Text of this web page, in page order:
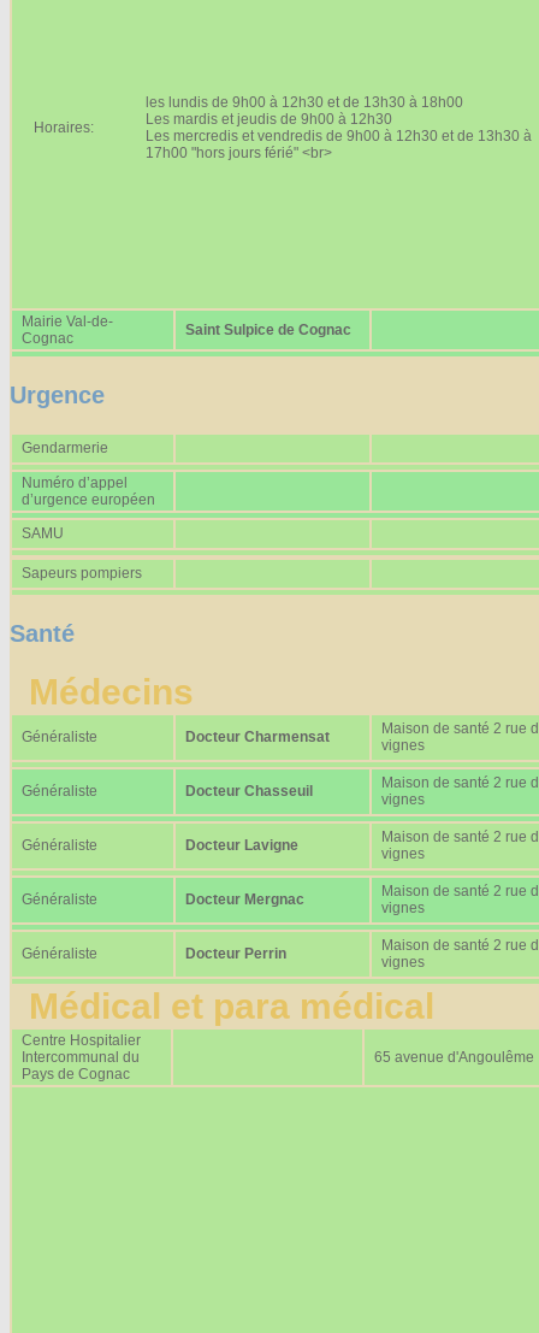
Horaires:
les lundis de 9h00 à 12h30 et de 13h30 à 18h00
Les mardis et jeudis de 9h00 à 12h30
Les mercredis et vendredis de 9h00 à 12h30 et de 13h30 à
17h00 "hors jours férié" <br>
Mairie Val-de-
Cognac
Saint Sulpice de Cognac
Urgence
Gendarmerie
Numéro d’appel
d’urgence européen
SAMU
Sapeurs pompiers
Santé
Médecins
Généraliste Docteur Charmensat
Maison de santé 2 rue
vignes
Généraliste Docteur Chasseuil
Maison de santé 2 rue
vignes
Généraliste Docteur Lavigne
Maison de santé 2 rue
vignes
Généraliste Docteur Mergnac
Maison de santé 2 rue
vignes
Généraliste Docteur Perrin
Maison de santé 2 rue
vignes
Médical et para médical
Centre Hospitalier
Intercommunal du
Pays de Cognac
65 avenue d'Angoulême